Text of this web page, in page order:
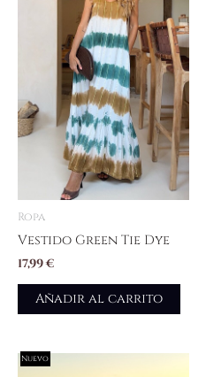
Ropa
Vestido Green Tie Dye
17,99€
Añadir al carrito
Nuevo